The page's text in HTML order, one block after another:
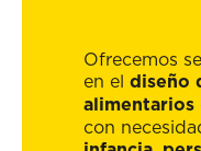
Ofrecemos
en el diseño
alimentarios
con